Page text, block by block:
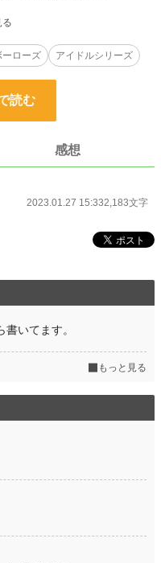
ーローズ アイドルシリーズ
読む
感想
2023.01.27 15:332,183文字
いてます。
もっと見る